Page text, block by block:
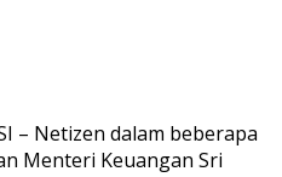
– Netizen dalam beberapa
Menteri Keuangan Sri